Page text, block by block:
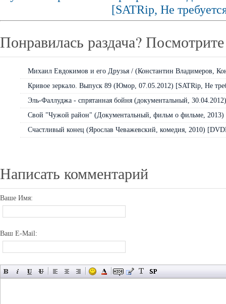
[SATRip, Не
Понравилась раздача?
Михаил Евдокимов и его Друзья / (Константин Владимеров,
Кривое зеркало. Выпуск 89 (Юмор, 07.05.2012) [SATRip, Не
Эль-Фаллуджа - спрятанная бойня (документальный,
Свой "Чужой район" (Документальный, фильм о фильме, 2013)
Счастливый конец (Ярослав Чеважевский, комедия, 2010)
Написать комментарий
Ваше Имя:
Ваш E-Mail: